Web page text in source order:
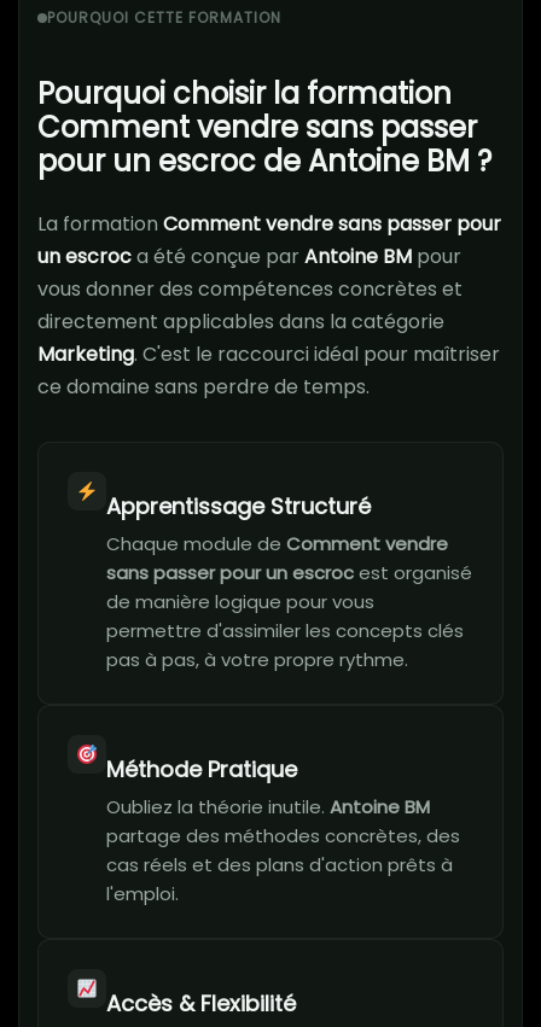
POURQUOI CETTE FORMATION
Pourquoi choisir la formation
Comment vendre sans passer
pour un escroc de Antoine BM ?
La formation Comment vendre sans passer pour
un escroca été conçue parAntoine BM pour
vous donner des compétences concrètes et
directement applicables dans la catégorie
Marketing. C'est le raccourci idéal pour maîtriser
ce domaine sans perdre de temps.
Apprentissage Structuré
Chaque module de Comment vendre
sans passer pour un escrocest organisé
de manière logique pour vous
permettre d'assimiler les concepts clés
pas à pas, à votre propre rythme.
Méthode Pratique
Oubliez la théorie inutile. Antoine BM
partage des méthodes concrètes, des
cas réels et des plans d'action prêts à
l'emploi.
Accès & Flexibilité